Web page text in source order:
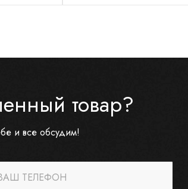
товар?
и все обсудим!
ТЕЛЕФОН